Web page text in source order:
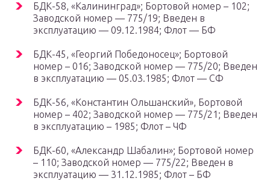
БДК-58, «Калининград»; Бортовой номер – 102;
Заводской номер — 775/19; Введен в
эксплуатацию — 09.12.1984; Флот — БФ
БДК-45, «Георгий Победоносец»; Бортовой
номер – 016; Заводской номер — 775/20; Введен
в эксплуатацию — 05.03.1985; Флот — СФ
БДК-56, «Константин Ольшанский», Бортовой
номер – 402; Заводской номер — 775/21; Введен
в эксплуатацию – 1985; Флот – ЧФ
БДК-60, «Александр Шабалин»; Бортовой номер
– 110; Заводской номер — 775/22; Введен в
эксплуатацию — 31.12.1985; Флот – БФ